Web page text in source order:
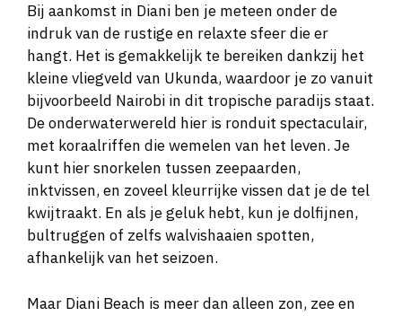
Bij aankomst in Diani ben je meteen onder de
indruk van de rustige en relaxte sfeer die er
hangt. Het is gemakkelijk te bereiken dankzij het
kleine vliegveld van Ukunda, waardoor je zo vanuit
bijvoorbeeld Nairobi in dit tropische paradijs staat.
De onderwaterwereld hier is ronduit spectaculair,
met koraalriffen die wemelen van het leven. Je
kunt hier snorkelen tussen zeepaarden,
inktvissen, en zoveel kleurrijke vissen dat je de tel
kwijtraakt. En als je geluk hebt, kun je dolfijnen,
bultruggen of zelfs walvishaaien spotten,
afhankelijk van het seizoen.
Maar Diani Beach is meer dan alleen zon, zee en